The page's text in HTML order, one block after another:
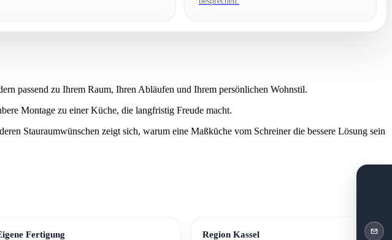
passend zu Ihrem Raum, Ihren Abläufen und Ihrem persönlichen Wohnstil.
Montage zu einer Küche, die langfristig Freude macht.
Stauraumwünschen zeigt sich, warum eine Maßküche vom Schreiner die bessere Lösung sein
suchen. Besonders bei kleinen Küchen, Altbauwohnungen, Dachschrägen,
Fertigung Region Kassel